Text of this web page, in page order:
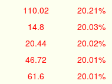
110.02 20.21%
14.8 20.03%
20.44 20.02%
46.72 20.01%
61.6 20.01%